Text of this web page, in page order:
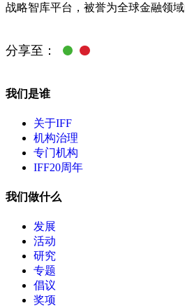
战略智库平台，被誉为全球金融领域
分享至：
我们是谁
关于IFF
机构治理
专门机构
IFF20周年
我们做什么
发展
活动
研究
专题
倡议
奖项